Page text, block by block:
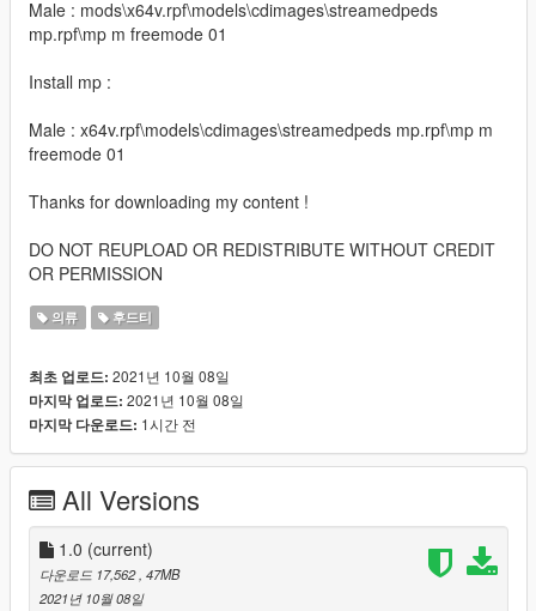
Male : mods\x64v.rpf\models\cdimages\streamedpeds
mp.rpf\mp m freemode 01
Install mp :
Male : x64v.rpf\models\cdimages\streamedpeds mp.rpf\mp m
freemode 01
Thanks for downloading my content !
DO NOT REUPLOAD OR REDISTRIBUTE WITHOUT CREDIT
OR PERMISSION
의류 후드티
최초 업로드: 2021년 10월 08일
마지막 업로드: 2021년 10월 08일
마지막 다운로드: 1시간 전
All Versions
1.0 (current)
다운로드 17,562 , 47MB
2021년 10월 08일